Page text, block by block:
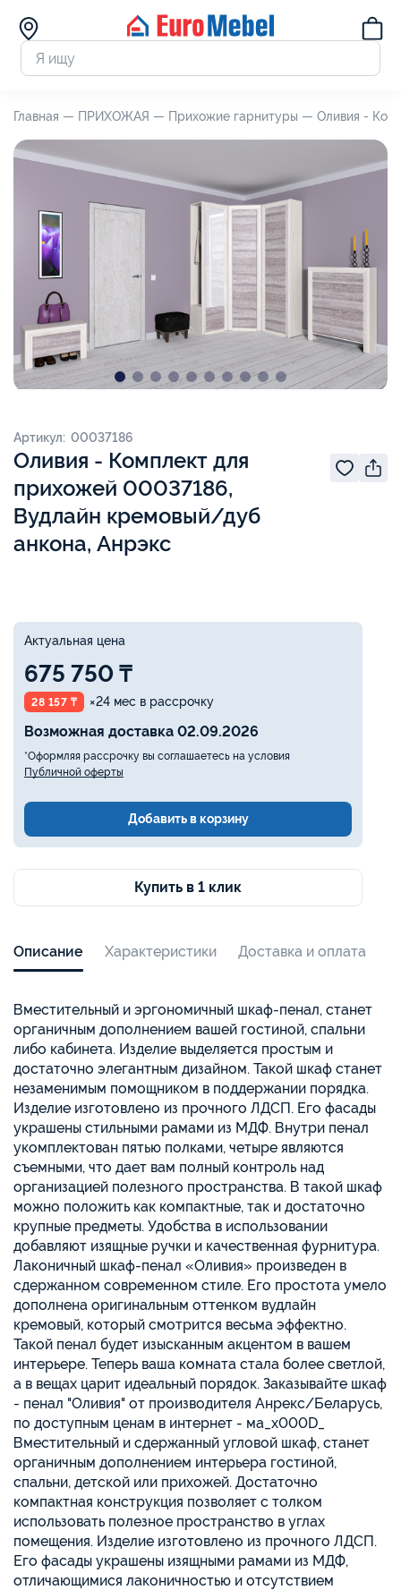
Главная — ПРИХОЖАЯ — Прихожие гарнитуры — Оливия -
Оливия - Комплект для
прихожей 00037186,
Вудлайн кремовый/дуб
анкона, Анрэкс
Артикул: 00037186
Актуальная цена
675 750 ₸
28 157 ₸ ×24 мес в рассрочку
Возможная доставка 02.09.2026
*Оформляя рассрочку вы соглашаетесь на условия
Публичной оферты
Добавить в корзину
Купить в 1 клик
Описание Характеристики Доставка и оплата
Вместительный и эргономичный шкаф-пенал, станет
органичным дополнением вашей гостиной, спальни
либо кабинета. Изделие выделяется простым и
достаточно элегантным дизайном. Такой шкаф станет
незаменимым помощником в поддержании порядка.
Изделие изготовлено из прочного ЛДСП. Его фасады
украшены стильными рамами из МДФ. Внутри пенал
укомплектован пятью полками, четыре являются
съемными, что дает вам полный контроль над
организацией полезного пространства. В такой шкаф
можно положить как компактные, так и достаточно
крупные предметы. Удобства в использовании
добавляют изящные ручки и качественная фурнитура.
Лаконичный шкаф-пенал «Оливия» произведен в
сдержанном современном стиле. Его простота умело
дополнена оригинальным оттенком вудлайн
кремовый, который смотрится весьма эффектно.
Такой пенал будет изысканным акцентом в вашем
интерьере. Теперь ваша комната стала более светлой,
а в вещах царит идеальный порядок. Заказывайте шкаф
- пенал "Оливия" от производителя Анрекс/Беларусь,
по доступным ценам в интернет - ма_x000D_
Вместительный и сдержанный угловой шкаф, станет
органичным дополнением интерьера гостиной,
спальни, детской или прихожей. Достаточно
компактная конструкция позволяет с толком
использовать полезное пространство в углах
помещения. Изделие изготовлено из прочного ЛДСП.
Его фасады украшены изящными рамами из МДФ,
отличающимися лаконичностью и отсутствием